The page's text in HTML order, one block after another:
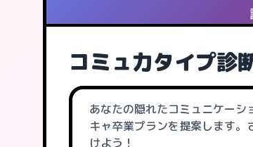
コミュ力タイプ診
あなたの隠れたコミュニケー
キャ卒業プランを提案します
けよう！